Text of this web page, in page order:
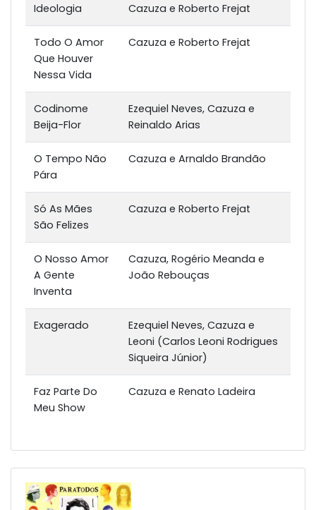
Ideologia Cazuza e Roberto Frejat
Todo O Amor
Que Houver
Nessa Vida
Cazuza e Roberto Frejat
Codinome
Beija-Flor
Ezequiel Neves, Cazuza e
Reinaldo Arias
O Tempo Não
Pára
Cazuza e Arnaldo Brandão
Só As Mães
São Felizes
Cazuza e Roberto Frejat
O Nosso Amor
A Gente
Inventa
Cazuza, Rogério Meanda e
João Rebouças
Exagerado
Ezequiel Neves, Cazuza e
Leoni (Carlos Leoni Rodrigues
Siqueira Júnior)
Faz Parte Do
Meu Show
Cazuza e Renato Ladeira